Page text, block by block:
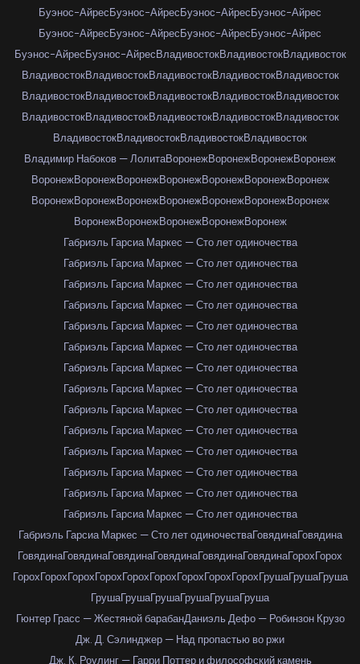
Буэнос-АйресБуэнос-АйресБуэнос-АйресБуэнос-Айрес
Буэнос-АйресБуэнос-АйресБуэнос-АйресБуэнос-Айрес
Буэнос-АйресБуэнос-АйресВладивостокВладивостокВладивосток
ВладивостокВладивостокВладивостокВладивостокВладивосток
ВладивостокВладивостокВладивостокВладивостокВладивосток
ВладивостокВладивостокВладивостокВладивостокВладивосток
ВладивостокВладивостокВладивостокВладивосток
Владимир Набоков — ЛолитаВоронежВоронежВоронежВоронеж
ВоронежВоронежВоронежВоронежВоронежВоронежВоронеж
ВоронежВоронежВоронежВоронежВоронежВоронежВоронеж
ВоронежВоронежВоронежВоронежВоронеж
Габриэль Гарсиа Маркес — Сто лет одиночества
Габриэль Гарсиа Маркес — Сто лет одиночества
Габриэль Гарсиа Маркес — Сто лет одиночества
Габриэль Гарсиа Маркес — Сто лет одиночества
Габриэль Гарсиа Маркес — Сто лет одиночества
Габриэль Гарсиа Маркес — Сто лет одиночества
Габриэль Гарсиа Маркес — Сто лет одиночества
Габриэль Гарсиа Маркес — Сто лет одиночества
Габриэль Гарсиа Маркес — Сто лет одиночества
Габриэль Гарсиа Маркес — Сто лет одиночества
Габриэль Гарсиа Маркес — Сто лет одиночества
Габриэль Гарсиа Маркес — Сто лет одиночества
Габриэль Гарсиа Маркес — Сто лет одиночества
Габриэль Гарсиа Маркес — Сто лет одиночества
Габриэль Гарсиа Маркес — Сто лет одиночестваГовядинаГовядина
ГовядинаГовядинаГовядинаГовядинаГовядинаГовядинаГорохГорох
ГорохГорохГорохГорохГорохГорохГорохГорохГорохГрушаГрушаГруша
ГрушаГрушаГрушаГрушаГрушаГруша
Гюнтер Грасс — Жестяной барабанДаниэль Дефо — Робинзон Крузо
Дж. Д. Сэлинджер — Над пропастью во ржи
Дж. К. Роулинг — Гарри Поттер и философский камень